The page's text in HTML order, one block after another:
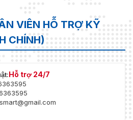
VIÊN HỖ TRỢ KỸ
CHÍNH)
Hỗ trợ 24/7